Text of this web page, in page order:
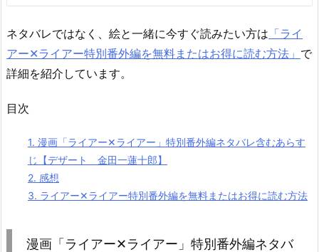
ネタバレではなく、絵と一緒に今すぐ読みたい方は 「ライ
アー✕ライアー特別番外編を無料またはお得に読む方法」 で
詳細を紹介しています。
目次
1. 漫画「ライアー✕ライアー」特別番外編ネタバレ含むあらす
じ【デザート 金田一蓮十郎】
2. 感想
3. ライアー✕ライアー特別番外編を無料またはお得に読む方法
漫画「ライアー✕ライアー」特別番外編ネタバ